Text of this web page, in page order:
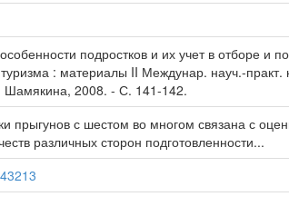
подростков и их учет в отборе
: материалы II Междунар. науч.-
2008. - С. 141-142.
прыгунов с шестом во многом связана с
различных сторон подготовленности...